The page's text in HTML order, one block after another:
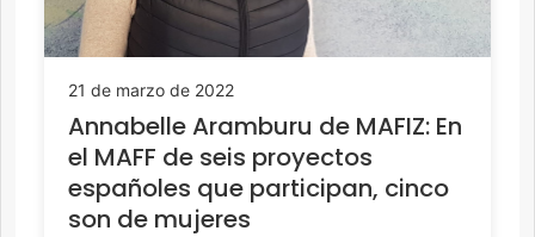
21 de marzo de 2022
Annabelle Aramburu de MAFIZ: En
el MAFF de seis proyectos
españoles que participan, cinco
son de mujeres